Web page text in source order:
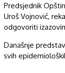
Predsjednik
Uroš Vojnović,
odgovoriti
Današnje
svih